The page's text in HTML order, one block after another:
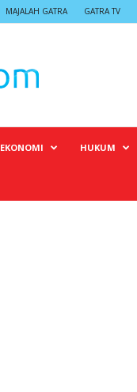
MAJALAH GATRA GATRA TV
EKONOMI HUKUM